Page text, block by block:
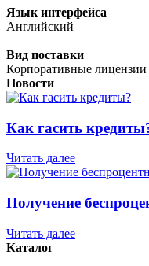
Язык интерфейса
Английский
Вид поставки
Корпоративные
Новости
Как гасить
Читать далее
Получение
Читать далее
Каталог